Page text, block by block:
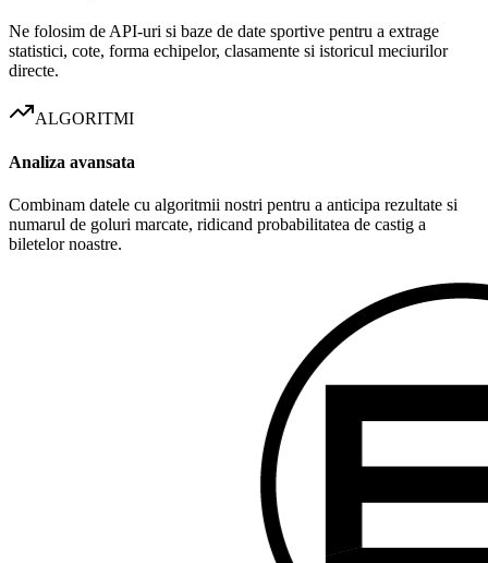
Ne folosim de API-uri si baze de date sportive pentru a extrage
statistici, cote, forma echipelor, clasamente si istoricul meciurilor
directe.
ALGORITMI
Analiza avansata
Combinam datele cu algoritmii nostri pentru a anticipa rezultate si
numarul de goluri marcate, ridicand probabilitatea de castig a
biletelor noastre.